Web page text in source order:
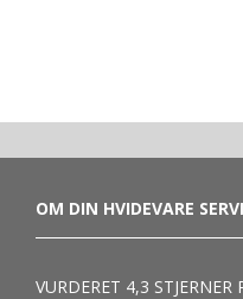
OM DIN HVIDEVARE
VURDERET 4,3